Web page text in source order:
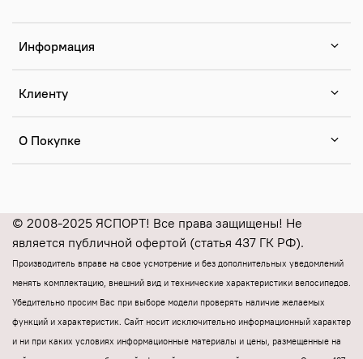
Информация
Клиенту
О Покупке
© 2008-2025 ЯСПОРТ! Все права защищены! Не
является публичной офертой (статья 437 ГК РФ).
Производитель вправе на свое усмотрение и без дополнительных уведомлений
менять комплектацию, внешний вид и технические характеристики велосипедов.
Убедительно просим Вас при выборе модели проверять наличие желаемых
функций и характеристик. Cайт носит исключительно информационный характер
и ни при каких условиях информационные материалы и цены, размещенные на